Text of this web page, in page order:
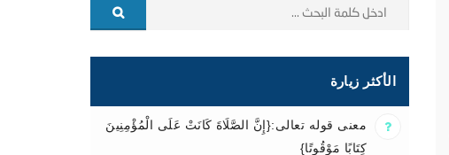
الأكثر زيارة
معنى قوله تعالى:{إِنَّ الصَّلَاةَ كَانَتْ عَلَى الْمُؤْمِنِينَ
كِتَابًا مَوْقُوتًا}